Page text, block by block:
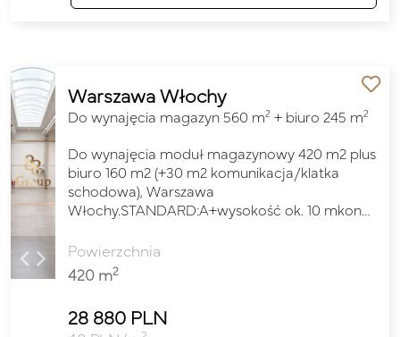
Warszawa Włochy
Do wynajęcia magazyn 560 m2 + biuro 245 m2
Do wynajęcia moduł magazynowy 420 m2 plus
biuro 160 m2 (+30 m2 komunikacja/klatka
schodowa), Warszawa
Włochy.STANDARD:A+wysokość ok. 10 mkon…
Powierzchnia
420 m2
28 880 PLN